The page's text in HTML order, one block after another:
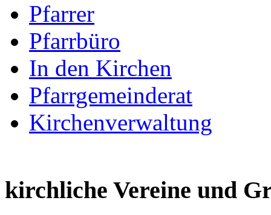
Pfarrer
Pfarrbüro
In den Kirchen
Pfarrgemeinderat
Kirchenverwaltung
kirchliche Vereine und